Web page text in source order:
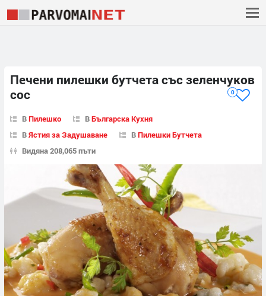
Печени пилешки бутчета със зеленчуков
сос
0
ВПилешко ВБългарска Кухня
ВЯстия за Задушаване ВПилешки Бутчета
Видяна 208,065 пъти